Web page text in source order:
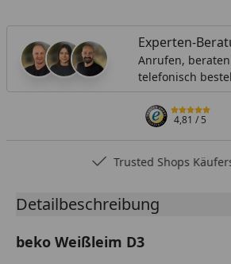
Experten-
Anrufen,
telefonisch
4,81/ 5
Trusted Shops
Detailbeschreibung
beko Weißleim D3